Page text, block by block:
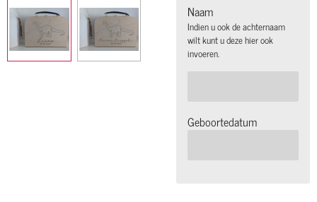
Naam
Indien u ook de achternaam
wilt kunt u deze hier ook
invoeren.
Geboortedatum